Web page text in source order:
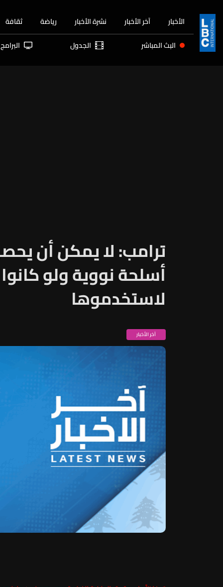
الأخبار آخر الأخبار نشرة الأخبار رياضة ثقافة
البث المباشر الجدول البرامج
ترامب: لا يمكن أن
أسلحة نووية ولو
لاستخدموها
آخر الأخبار